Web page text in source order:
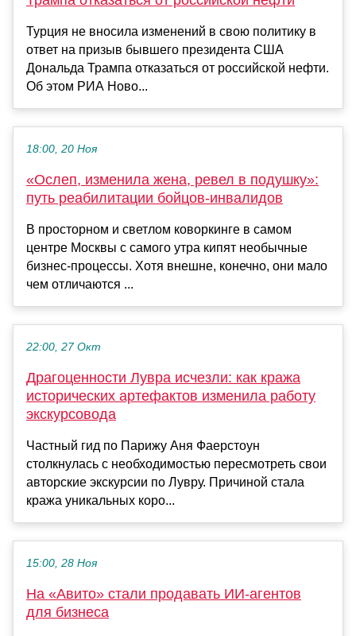
Турция не вносила изменений в свою политику в
ответ на призыв бывшего президента США
Дональда Трампа отказаться от российской нефти.
Об этом РИА Ново...
18:00, 20 Ноя
«Ослеп, изменила жена, ревел в подушку»:
путь реабилитации бойцов-инвалидов
В просторном и светлом коворкинге в самом
центре Москвы с самого утра кипят необычные
бизнес-процессы. Хотя внешне, конечно, они мало
чем отличаются ...
22:00, 27 Окт
Драгоценности Лувра исчезли: как кража
исторических артефактов изменила работу
экскурсовода
Частный гид по Парижу Аня Фаерстоун
столкнулась с необходимостью пересмотреть свои
авторские экскурсии по Лувру. Причиной стала
кража уникальных коро...
15:00, 28 Ноя
На «Авито» стали продавать ИИ-агентов
для бизнеса